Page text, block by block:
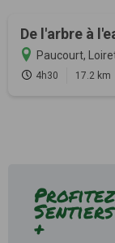
De l'arbre à
Paucourt,
4h30 17.2 km
Profitez
+